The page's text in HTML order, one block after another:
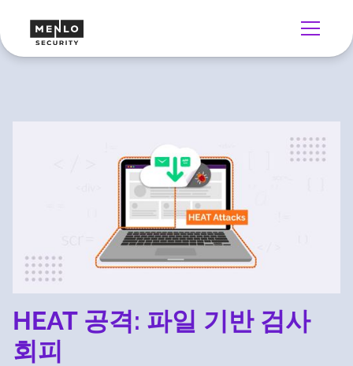
HEAT 공격: 파일 기반 검사
회피